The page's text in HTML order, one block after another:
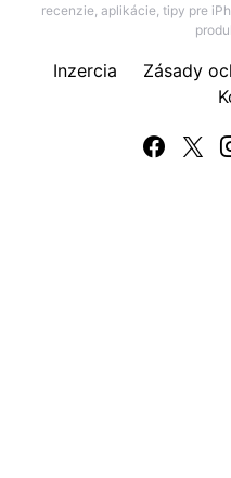
recenzie, aplikácie, tipy pre
Inzercia
Zásady